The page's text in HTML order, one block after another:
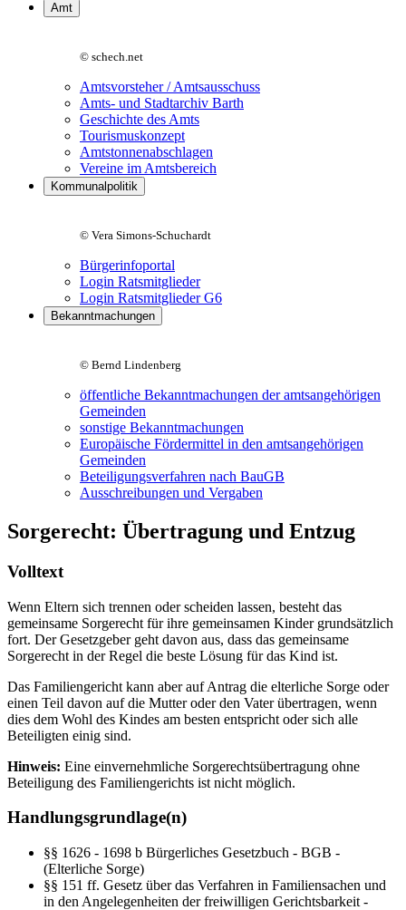
Amt
© schech.net
Amtsvorsteher / Amtsausschuss
Amts- und Stadtarchiv Barth
Geschichte des Amts
Tourismuskonzept
Amtstonnenabschlagen
Vereine im Amtsbereich
Kommunalpolitik
© Vera Simons-Schuchardt
Bürgerinfoportal
Login Ratsmitglieder
Login Ratsmitglieder G6
Bekanntmachungen
© Bernd Lindenberg
öffentliche Bekanntmachungen der amtsangehörigen
Gemeinden
sonstige Bekanntmachungen
Europäische Fördermittel in den amtsangehörigen
Gemeinden
Beteiligungsverfahren nach BauGB
Ausschreibungen und Vergaben
Sorgerecht: Übertragung und Entzug
Volltext
Wenn Eltern sich trennen oder scheiden lassen, besteht das
gemeinsame Sorgerecht für ihre gemeinsamen Kinder grundsätzlich
fort. Der Gesetzgeber geht davon aus, dass das gemeinsame
Sorgerecht in der Regel die beste Lösung für das Kind ist.
Das Familiengericht kann aber auf Antrag die elterliche Sorge oder
einen Teil davon auf die Mutter oder den Vater übertragen, wenn
dies dem Wohl des Kindes am besten entspricht oder sich alle
Beteiligten einig sind.
Hinweis: Eine einvernehmliche Sorgerechtsübertragung ohne
Beteiligung des Familiengerichts ist nicht möglich.
Handlungsgrundlage(n)
§§ 1626 - 1698 b Bürgerliches Gesetzbuch - BGB -
(Elterliche Sorge)
§§ 151 ff. Gesetz über das Verfahren in Familiensachen und
in den Angelegenheiten der freiwilligen Gerichtsbarkeit -